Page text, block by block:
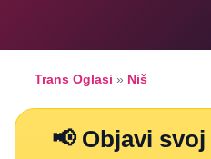
Trans Oglasi » Niš
📢 Objavi